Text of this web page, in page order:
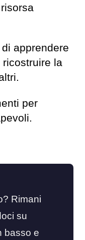
apprendere
la
per
Rimani
su
basso e